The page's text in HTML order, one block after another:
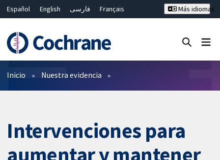
Español English فارسی
Français
Bahasa Malaysia
ไทย 繁體中文
Más idiomas
Filtros
Inicio Nuestra evidencia
Intervenciones para